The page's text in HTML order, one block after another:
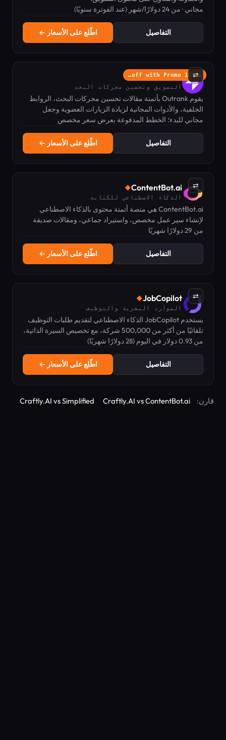
مجاني · من 24 دولارًا/شهر (عند الفوترة سنويًا)
التفاصيل اطّلع على الأسعار ←
⇄
10% off with Promo…
Outrank
◆
التسويق وتحسين محركات البحث
يقوم Outrank بأتمتة مقالات تحسين محركات البحث، الروابط
الخلفية، والأدوات المجانية لزيادة الزيارات العضوية وجعل
علامتك التجارية موصى بها من ChatGPT.
مجاني للبدء؛ الخطط المدفوعة بعرض سعر مخصص
التفاصيل اطّلع على الأسعار ←
⇄
ContentBot.ai
◆
الذكاء الاصطناعي للكتابة
ContentBot.ai هي منصة أتمتة محتوى بالذكاء الاصطناعي
لإنشاء سير عمل مخصص، واستيراد جماعي، ومقالات صديقة
لمحركات البحث.
من 29 دولارًا شهريًا
التفاصيل اطّلع على الأسعار ←
⇄
JobCopilot
◆
الموارد البشرية والتوظيف
يستخدم JobCopilot الذكاء الاصطناعي لتقديم طلبات التوظيف
تلقائيًا من أكثر من 500,000 شركة، مع تخصيص السيرة الذاتية،
وتتبع الطلبات، وتدريب المقابلات.
من 0.93 دولار في اليوم (28 دولارًا شهريًا)
التفاصيل اطّلع على الأسعار ←
قارن: Craftly.AI vs Simplified Craftly.AI vs ContentBot.ai